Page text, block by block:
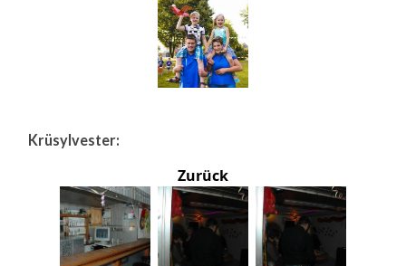
Krüsylvester:
Zurück